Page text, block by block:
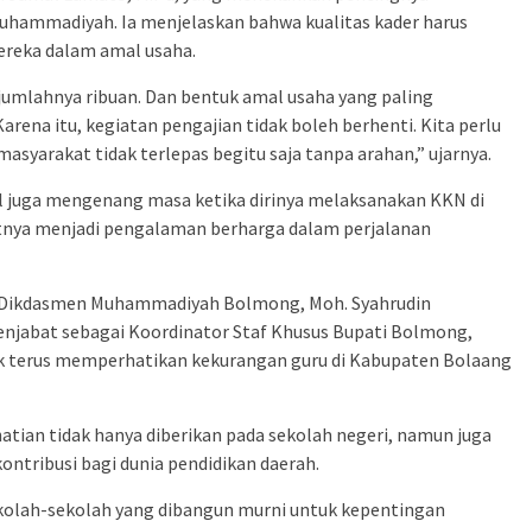
Ia menjelaskan bahwa kualitas kader harus
dalam amal usaha.
ribuan. Dan bentuk amal usaha yang paling
itu, kegiatan pengajian tidak boleh berhenti. Kita perlu
tidak terlepas begitu saja tanpa arahan,” ujarnya.
mengenang masa ketika dirinya melaksanakan KKN di
menjadi pengalaman berharga dalam perjalanan
Muhammadiyah Bolmong, Moh. Syahrudin
sebagai Koordinator Staf Khusus Bupati Bolmong,
memperhatikan kekurangan guru di Kabupaten Bolaang
tidak hanya diberikan pada sekolah negeri, namun juga
bagi dunia pendidikan daerah.
sekolah yang dibangun murni untuk kepentingan